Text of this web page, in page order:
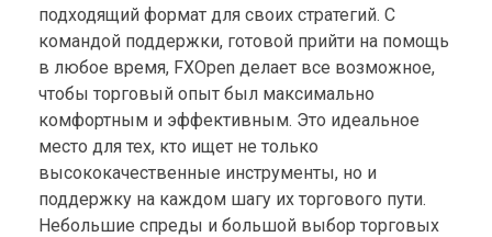
подходящий формат для своих стратегий. С
командой поддержки, готовой прийти на помощь
в любое время, FXOpen делает все возможное,
чтобы торговый опыт был максимально
комфортным и эффективным. Это идеальное
место для тех, кто ищет не только
высококачественные инструменты, но и
поддержку на каждом шагу их торгового пути.
Небольшие спреды и большой выбор торговых